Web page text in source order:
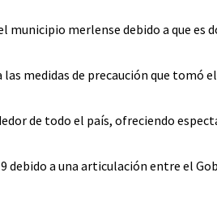
merlense debido a que
medidas de precaución que
de todo el país, ofreciendo
a una articulación entre el